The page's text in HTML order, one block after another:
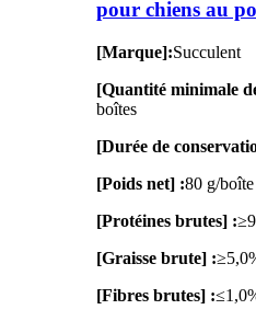
pour chiens au
[Marque]:Succulent
[Quantité minimale
boîtes
[Durée de
[Poids net] :80 g/boîte
[Protéines brutes] :
[Graisse brute] :
[Fibres brutes] :